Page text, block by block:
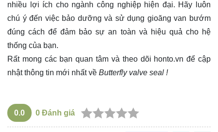
nhiều lợi ích cho ngành công nghiệp hiện đại. Hãy luôn
chú ý đến việc bảo dưỡng và sử dụng gioăng van bướm
đúng cách để đảm bảo sự an toàn và hiệu quả cho hệ
thống của bạn.
Rất mong các bạn quan tâm và theo dõi honto.vn để cập
nhật thông tin mới nhất về Butterfly valve seal !
0.0 0 Đánh giá